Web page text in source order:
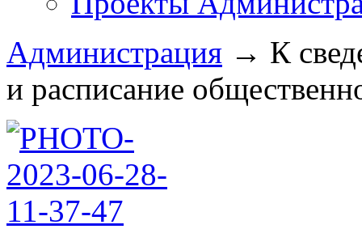
Администрация → К
и расписание